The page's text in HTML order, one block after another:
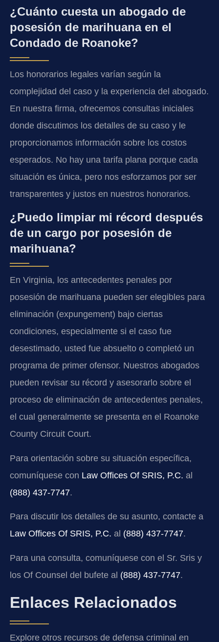
¿Cuánto cuesta un abogado de
posesión de marihuana en el
Condado de Roanoke?
Los honorarios legales varían según la
complejidad del caso y la experiencia del abogado.
En nuestra firma, ofrecemos consultas iniciales
donde discutimos los detalles de su caso y le
proporcionamos información sobre los costos
esperados. No hay una tarifa plana porque cada
situación es única, pero nos esforzamos por ser
transparentes y justos en nuestros honorarios.
¿Puedo limpiar mi récord después
de un cargo por posesión de
marihuana?
En Virginia, los antecedentes penales por
posesión de marihuana pueden ser elegibles para
eliminación (expungement) bajo ciertas
condiciones, especialmente si el caso fue
desestimado, usted fue absuelto o completó un
programa de primer ofensor. Nuestros abogados
pueden revisar su récord y asesorarlo sobre el
proceso de eliminación de antecedentes penales,
el cual generalmente se presenta en el Roanoke
County Circuit Court.
Para orientación sobre su situación específica,
comuníquese con Law Offices Of SRIS, P.C. al
(888) 437-7747.
Para discutir los detalles de su asunto, contacte a
Law Offices Of SRIS, P.C. al (888) 437-7747.
Para una consulta, comuníquese con el Sr. Sris y
los Of Counsel del bufete al (888) 437-7747.
Enlaces Relacionados
Explore otros recursos de defensa criminal en